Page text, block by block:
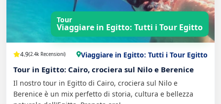
Tour
Viaggiare in Egitto: Tutti i Tour Egitto
4.9(2.4k Recensioni) Viaggiare in Egitto: Tutti i Tour Egitto
Tour in Egitto: Cairo, crociera sul Nilo e Berenice
Il nostro tour in Egitto di Cairo, crociera sul Nilo e
Berenice è un mix perfetto di storia, cultura e bellezza